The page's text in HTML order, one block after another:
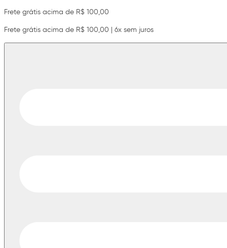
Frete grátis acima de R$ 100,00
Frete grátis acima de R$ 100,00 | 6x sem juros